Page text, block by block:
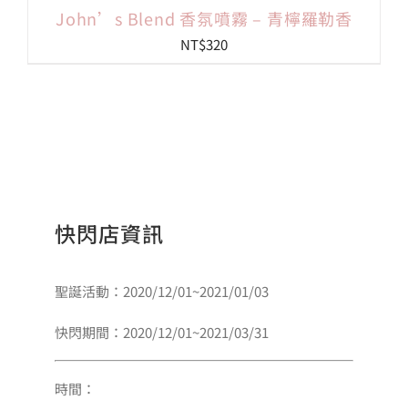
John’s Blend 香氛噴霧 – 青檸羅勒香
NT$320
快閃店資訊
聖誕活動：2020/12/01~2021/01/03
快閃期間：2020/12/01~2021/03/31
時間：